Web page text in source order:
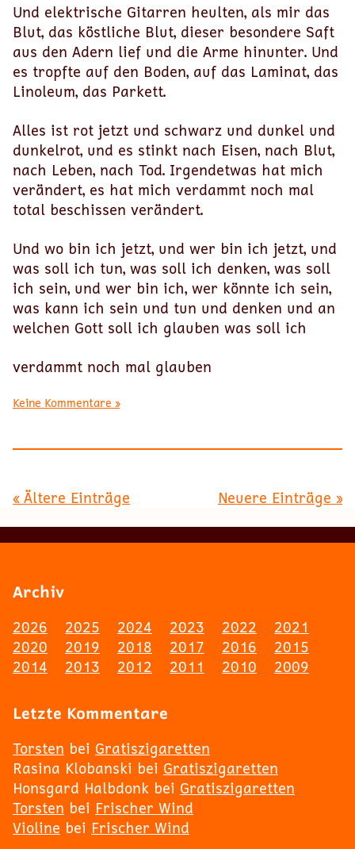
Und elektrische Gitarren heulten, als mir das
Blut, das köstliche Blut, dieser besondere Saft
aus den Adern lief und die Arme hinunter. Und
es tropfte auf den Boden, auf das Laminat, das
Linoleum, das Parkett.
Alles ist rot jetzt und schwarz und dunkel und
dunkelrot, und es stinkt nach Eisen, nach Blut,
nach Leben, nach Tod. Irgendetwas hat mich
verändert, es hat mich verdammt noch mal
total beschissen verändert.
Und wo bin ich jetzt, und wer bin ich jetzt, und
was soll ich tun, was soll ich denken, was soll
ich sein, und wer bin ich, wer könnte ich sein,
was kann ich sein und tun und denken und an
welchen Gott soll ich glauben was soll ich
verdammt noch mal glauben
Keine Kommentare »
« Ältere Einträge Neuere Einträge »
Archiv
2026 2025 2024 2023 2022
2021
2020
2019 2018 2017 2016
2015
2014
2013 2012 2011 2010 2009
Letzte Kommentare
Torsten bei Gratiszigaretten
Rasina Klobanski bei Gratiszigaretten
Honsgard Halbdonk bei Gratiszigaretten
Torsten bei Frischer Wind
Violine bei Frischer Wind